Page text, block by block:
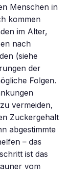
Menschen in
kommen
im Alter,
nach
(siehe
der
Folgen.
vermeiden,
Zuckergehalt
abgestimmte
– das
ist das
vom